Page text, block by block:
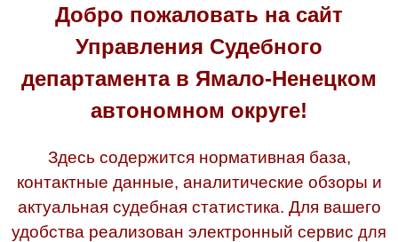
Добро пожаловать на сайт
Управления Судебного
департамента в Ямало-Ненецком
автономном округе!
Здесь содержится нормативная база,
контактные данные, аналитические обзоры и
актуальная судебная статистика. Для вашего
удобства реализован электронный сервис для